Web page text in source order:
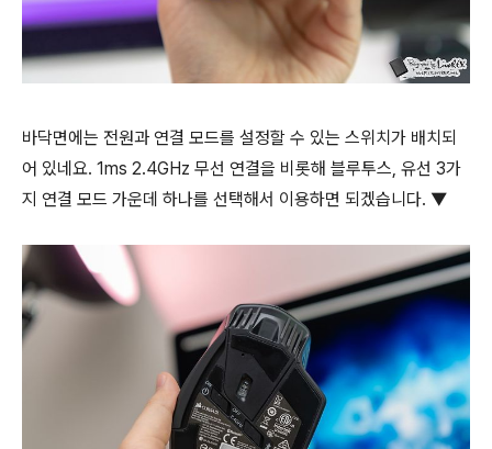
바닥면에는 전원과 연결 모드를 설정할 수 있는 스위치가 배치되
어 있네요. 1ms 2.4GHz 무선 연결을 비롯해 블루투스, 유선 3가
지 연결 모드 가운데 하나를 선택해서 이용하면 되겠습니다. ▼